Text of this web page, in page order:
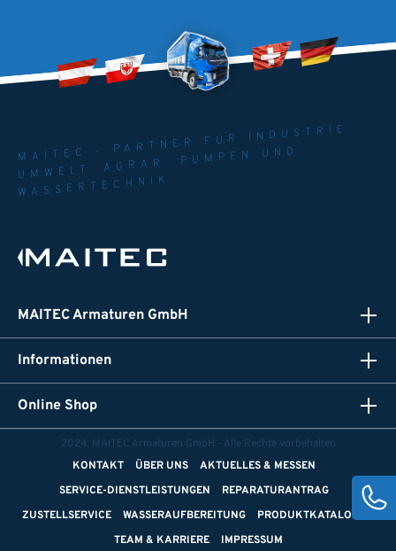
MAITEC - PARTNER FÜR INDUSTRIE.
UMWELT. AGRAR. PUMPEN UND
WASSERTECHNIK
MAITEC Armaturen GmbH
Informationen
Online Shop
2024, MAITEC Armaturen GmbH - Alle Rechte vorbehalten
KONTAKT
ÜBER UNS
AKTUELLES & MESSEN
SERVICE-DIENSTLEISTUNGEN
REPARATURANTRAG
ZUSTELLSERVICE
WASSERAUFBEREITUNG
PRODUKTKATALOGE
TEAM & KARRIERE
IMPRESSUM